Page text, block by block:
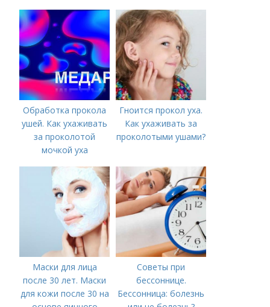
Обработка прокола
ушей. Как ухаживать
за проколотой
мочкой уха
Гноится прокол уха.
Как ухаживать за
проколотыми ушами?
Маски для лица
после 30 лет. Маски
для кожи после 30 на
Советы при
бессоннице.
Бессонница: болезнь